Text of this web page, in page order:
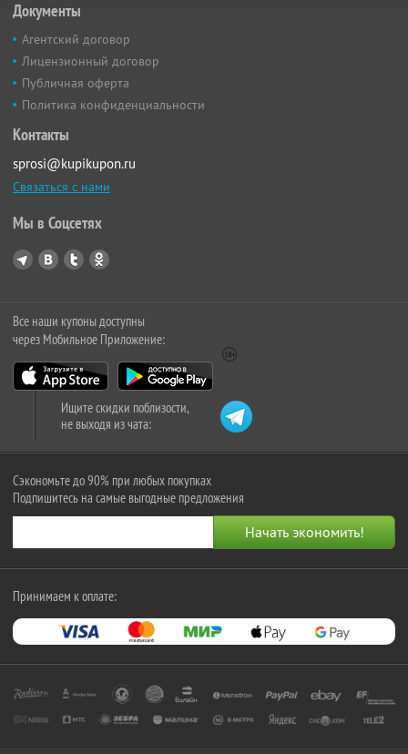
Документы
Агентский договор
Лицензионный договор
Публичная оферта
Политика конфиденциальности
Контакты
sprosi@kupikupon.ru
Связаться с нами
Мы в Соцсетях
Все наши купоны доступны
через Мобильное Приложение:
Ищите скидки поблизости,
не выходя из чата:
Сэкономьте до 90% при любых покупках
Подпишитесь на самые выгодные предложения
Принимаем к оплате: